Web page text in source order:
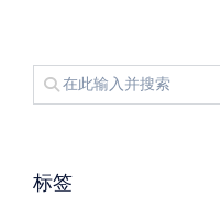
标签